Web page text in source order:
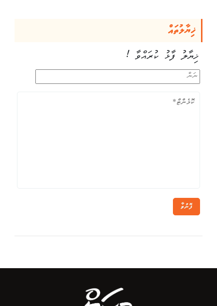
ޚިޔާލުތައް
ޚިޔާލު ފާޅު ކުރައްވާ !
ފޮނުވާ